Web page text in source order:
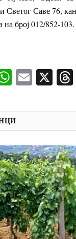
Светог Саве 76,
број 012/852-103.
Email
X